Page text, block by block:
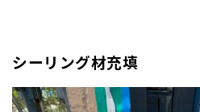
シーリング材充填